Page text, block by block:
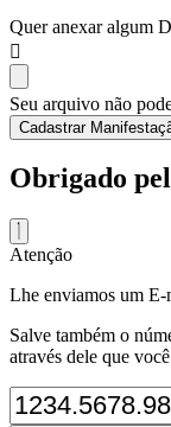
Quer anexar algum
Seu arquivo não
Cadastrar
Obrigado
Atenção
Lhe enviamos um E-
Salve também o
através dele que